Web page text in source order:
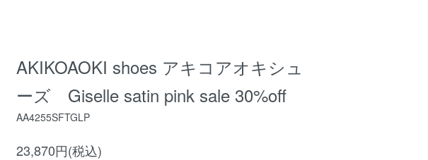
AKIKOAOKI shoes アキコアオキシュ
ーズ Giselle satin pink sale 30%off
AA4255SFTGLP
23,870円(税込)